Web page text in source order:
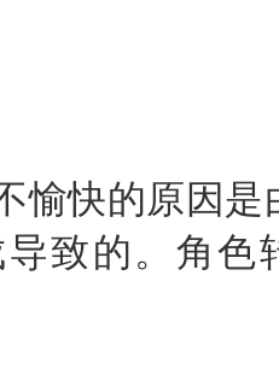
愉快的原因是
致的。角色